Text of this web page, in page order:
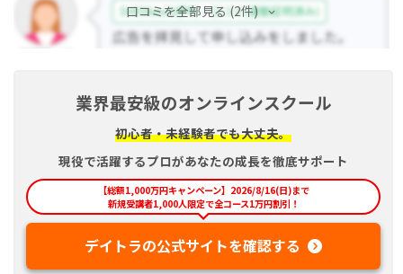
口コミを全部見る (2件)
業界最安級のオンラインスクール
初心者・未経験者でも大丈夫。
現役で活躍するプロがあなたの成長を徹底サポート
【総額1,000万円キャンペーン】2026/8/16(日)まで
新規受講者1,000人限定で全コース1万円割引！
デイトラの公式サイトを確認する